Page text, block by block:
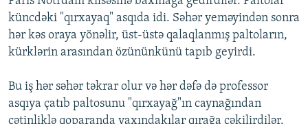
küncdəki "qırxayaq" asqıda idi. Səhər yeməyindən sonra
hər kəs oraya yönəlir, üst-üstə qalaqlanmış paltoların,
kürklərin arasından özününkünü tapıb geyirdi.
Bu iş hər səhər təkrar olur və hər dəfə də professor
asqıya çatıb paltosunu "qırxayağ"ın caynağından
çətinliklə qoparanda yaxındakılar qırağa çəkilirdilər.